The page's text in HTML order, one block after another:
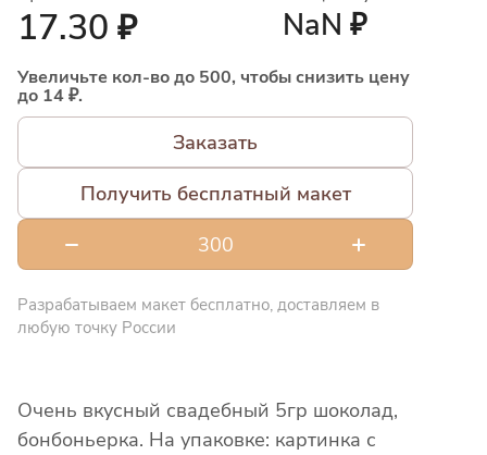
17.30 ₽ NaN ₽
Увеличьте кол-во до 500, чтобы снизить цену
до 14 ₽.
Заказать
Получить бесплатный макет
Разрабатываем макет бесплатно, доставляем в
любую точку России
Очень вкусный свадебный 5гр шоколад,
бонбоньерка. На упаковке: картинка с